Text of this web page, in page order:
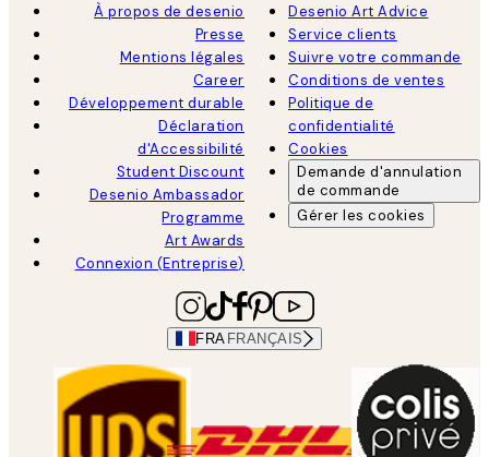
À propos de desenio
Presse
Mentions légales
Career
Développement durable
Déclaration
d'Accessibilité
Student Discount
Desenio Ambassador
Programme
Art Awards
Connexion (Entreprise)
Desenio Art Advice
Service clients
Suivre votre commande
Conditions de ventes
Politique de
confidentialité
Cookies
Demande d'annulation
de commande
Gérer les cookies
FRA FRANÇAIS